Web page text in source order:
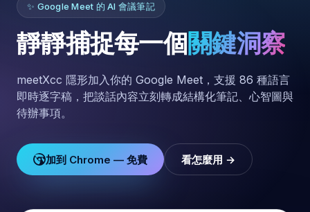
✨ Google Meet 的 AI 會議筆記
靜靜捕捉每一個關鍵洞察
meetXcc 隱形加入你的 Google Meet，支援 86 種語言
即時逐字稿，把談話內容立刻轉成結構化筆記、心智圖與
待辦事項。
加到 Chrome — 免費 看怎麼用 →